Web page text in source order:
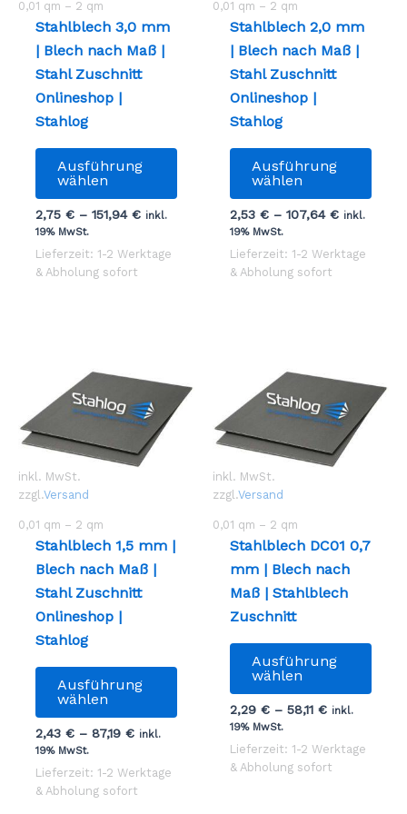
0,01 qm – 2 qm
Stahlblech 3,0 mm
| Blech nach Maß |
Stahl Zuschnitt
Onlineshop |
Stahlog
Ausführung
wählen
Dieses
weist
mehrere
Varianten
der
Produktseite
gewählt
2,75€ –151,94€ inkl.
19% MwSt.
Lieferzeit: 1-2 Werktage
& Abholung sofort
0,01 qm – 2 qm
Stahlblech 2,0 mm
| Blech nach Maß |
Stahl Zuschnitt
Onlineshop |
Stahlog
Ausführung
wählen
weist
der
2,53€ –107,64€ inkl.
19% MwSt.
Lieferzeit: 1-2 Werktage
& Abholung sofort
inkl. MwSt.
zzgl.Versand
0,01 qm – 2 qm
Stahlblech 1,5 mm |
Blech nach Maß |
Stahl Zuschnitt
Onlineshop |
Stahlog
Ausführung
wählen
Dieses
Produkt
weist
Varianten
2,43€ –87,19€ inkl.
19% MwSt.
Lieferzeit: 1-2 Werktage
& Abholung sofort
inkl. MwSt.
zzgl.Versand
0,01 qm – 2 qm
Stahlblech DC01 0,7
mm | Blech nach
Maß | Stahlblech
Zuschnitt
Ausführung
wählen
weist
2,29€ –58,11€ inkl.
19% MwSt.
Lieferzeit: 1-2 Werktage
& Abholung sofort